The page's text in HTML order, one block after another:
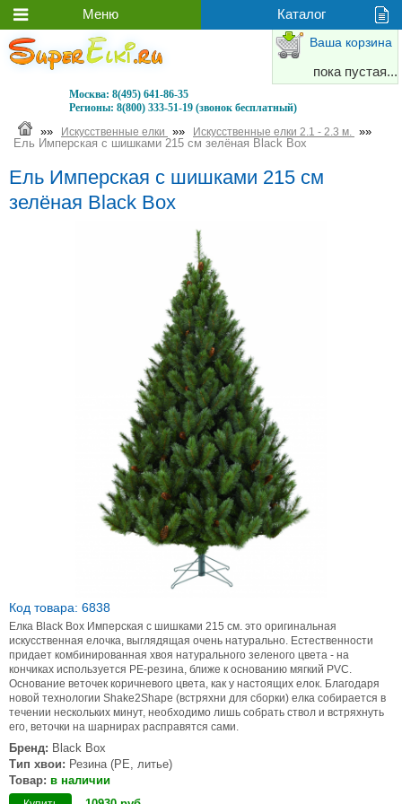
Москва: 8(495) 641-86-35
Регионы: 8(800) 333-51-19 (звонок бесплатный)
Ваша корзина
пока пустая...
»» Искусственные елки »» Искусственные елки 2.1 - 2.3 м. »»
Ель Имперская с шишками 215 см зелёная Black Box
Ель Имперская с шишками 215 см
зелёная Black Box
Код товара: 6838
Елка Black Box Имперская с шишками 215 см. это оригинальная
искусственная елочка, выглядящая очень натурально. Естественности
придает комбинированная хвоя натурального зеленого цвета - на
кончиках используется РЕ-резина, ближе к основанию мягкий PVC.
Основание веточек коричневого цвета, как у настоящих елок. Благодаря
новой технологии Shake2Shape (встряхни для сборки) елка собирается в
течении нескольких минут, необходимо лишь собрать ствол и встряхнуть
его, веточки на шарнирах расправятся сами.
Бренд: Black Box
Тип хвои: Резина (PE, литье)
Товар: в наличии